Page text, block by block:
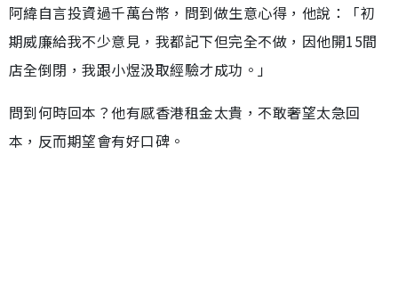
阿緯自言投資過千萬台幣，問到做生意心得，他說：「初
期威廉給我不少意見，我都記下但完全不做，因他開15間
店全倒閉，我跟小煜汲取經驗才成功。」
問到何時回本？他有感香港租金太貴，不敢奢望太急回
本，反而期望會有好口碑。